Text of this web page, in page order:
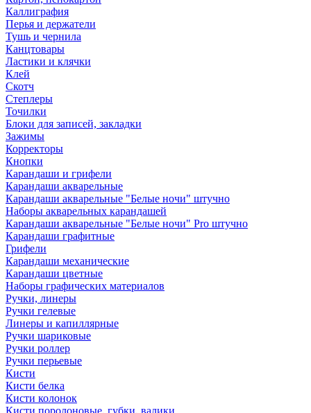
Каллиграфия
Перья и держатели
Тушь и чернила
Канцтовары
Ластики и клячки
Клей
Скотч
Степлеры
Точилки
Блоки для записей, закладки
Зажимы
Корректоры
Кнопки
Карандаши и грифели
Карандаши акварельные
Карандаши акварельные "Белые ночи" штучно
Наборы акварельных карандашей
Карандаши акварельные "Белые ночи" Pro штучно
Карандаши графитные
Грифели
Карандаши механические
Карандаши цветные
Наборы графических материалов
Ручки, линеры
Ручки гелевые
Линеры и капиллярные
Ручки шариковые
Ручки роллер
Ручки перьевые
Кисти
Кисти белка
Кисти колонок
Кисти поролоновые, губки, валики